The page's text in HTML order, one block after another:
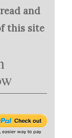
and
this site